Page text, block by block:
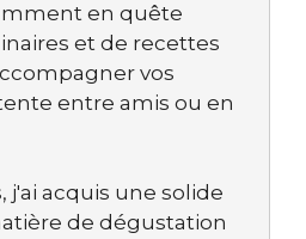
en quête
et de recettes
vos
entre amis ou en
j'ai acquis une solide
de dégustation